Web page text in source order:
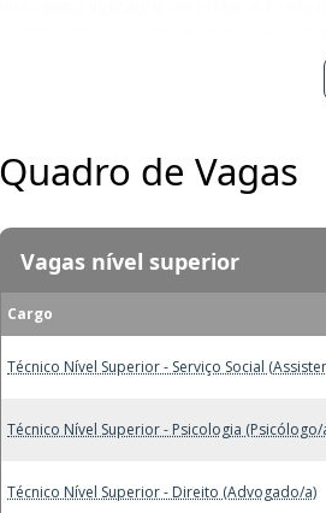
Quadro de Vagas
Vagas nível superior
Cargo
Técnico Nível Superior - Serviço Social
Técnico Nível Superior - Psicologia (Psicólogo/
Técnico Nível Superior - Direito (Advogado/a)